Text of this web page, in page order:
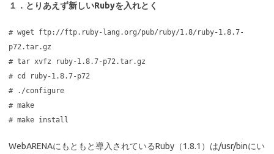
１．とりあえず新しいRubyを入れとく
# wget ftp://ftp.ruby-lang.org/pub/ruby/1.8/ruby-1.8.7-
p72.tar.gz
# tar xvfz ruby-1.8.7-p72.tar.gz
# cd ruby-1.8.7-p72
# ./configure
# make
# make install
WebARENAにもともと導入されているRuby（1.8.1）は/usr/binにい